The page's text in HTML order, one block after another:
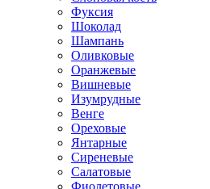
Фуксия
Шоколад
Шампань
Оливковые
Оранжевые
Вишневые
Изумрудные
Венге
Ореховые
Янтарные
Сиреневые
Салатовые
Фиолетовые